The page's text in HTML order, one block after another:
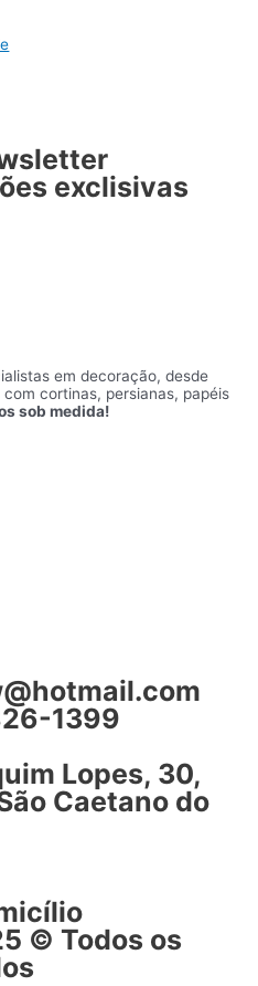
exclisivas
em decoração, desde
cortinas, persianas, papéis
sob medida!
1399
Lopes, 30,
Caetano do
© Todos os